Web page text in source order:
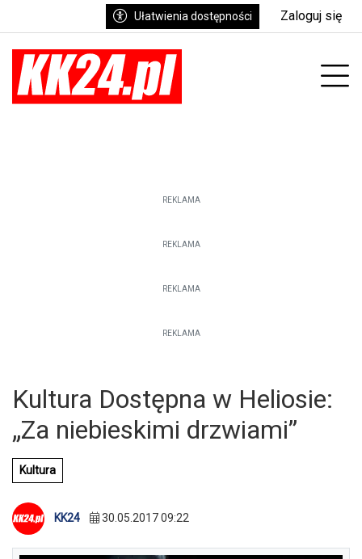
Ułatwienia dostępności Zaloguj się
REKLAMA
REKLAMA
REKLAMA
REKLAMA
Kultura Dostępna w Heliosie:
„Za niebieskimi drzwiami”
Kultura
KK24 30.05.2017 09:22